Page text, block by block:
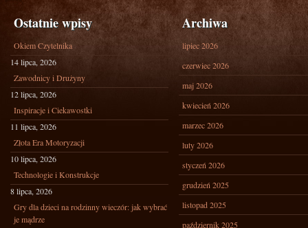
Ostatnie wpisy
Okiem Czytelnika
14 lipca, 2026
Zawodnicy i Drużyny
12 lipca, 2026
Inspiracje i Ciekawostki
11 lipca, 2026
Złota Era Motoryzacji
10 lipca, 2026
Technologie i Konstrukcje
8 lipca, 2026
Gry dla dzieci na rodzinny wieczór: jak wybrać
je mądrze
Archiwa
lipiec 2026
czerwiec 2026
maj 2026
kwiecień 2026
marzec 2026
luty 2026
styczeń 2026
grudzień 2025
listopad 2025
październik 2025